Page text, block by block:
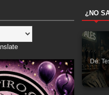
¿NO
De: